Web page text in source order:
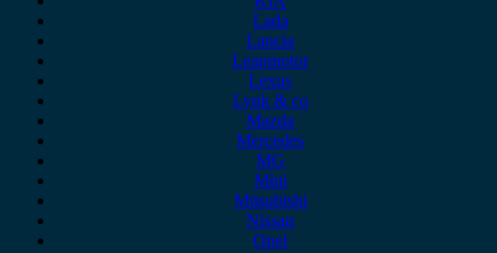
Lada
Lancia
Leapmotor
Lexus
Lynk & co
Mazda
Mercedes
MG
Mini
Mitsubishi
Nissan
Opel